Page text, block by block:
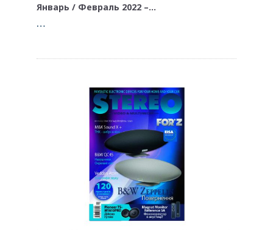
Январь / Февраль 2022 –…
…